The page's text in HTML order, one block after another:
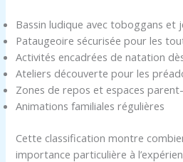
Bassin ludique avec toboggans et
Pataugeoire sécurisée pour les
Activités encadrées de natation
Ateliers découverte pour les
Zones de repos et espaces
Animations familiales régulières
Cette classification montre
importance particulière à